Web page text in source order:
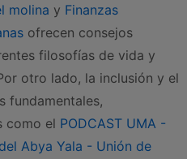
molina y Finanzas
ofrecen consejos
filosofías de vida y
otro lado, la inclusión y el
fundamentales,
como el PODCAST UMA -
Abya Yala - Unión de